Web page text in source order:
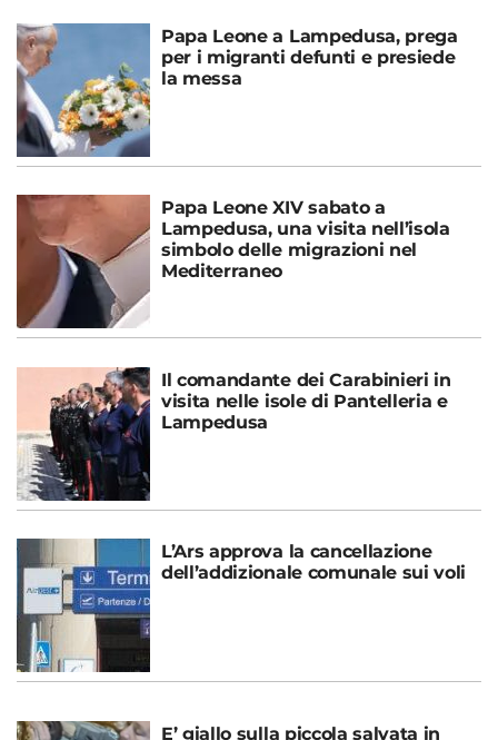
Papa Leone a Lampedusa, prega
per i migranti defunti e presiede
la messa
Papa Leone XIV sabato a
Lampedusa, una visita nell’isola
simbolo delle migrazioni nel
Mediterraneo
Il comandante dei Carabinieri in
visita nelle isole di Pantelleria e
Lampedusa
L’Ars approva la cancellazione
dell’addizionale comunale sui voli
E’ giallo sulla piccola salvata in